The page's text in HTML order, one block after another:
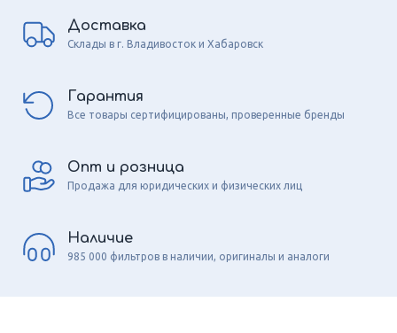
Доставка
Склады в г. Владивосток и Хабаровск
Гарантия
Все товары сертифицированы, проверенные бренды
Опт и розница
Продажа для юридических и физических лиц
Наличие
985 000 фильтров в наличии, оригиналы и аналоги